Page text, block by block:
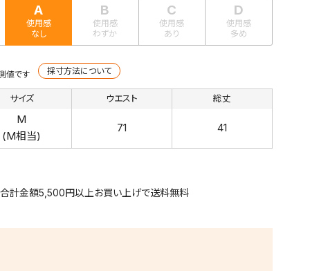
A
使用感
なし
B
使用感
わずか
C
使用感
あり
D
使用感
多め
値です 採寸方法について
サイズ
M
(M相当)
ウエスト
71
総丈
41
計金額5,500円以上お買い上げで送料無料